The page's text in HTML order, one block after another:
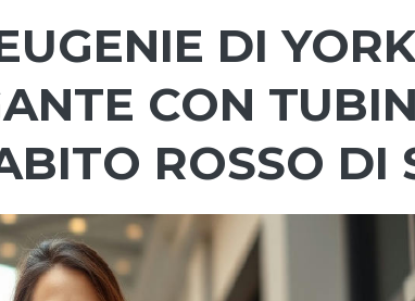
DI YORK
CON
ROSSO DI